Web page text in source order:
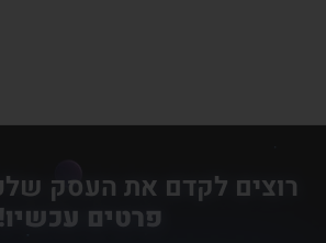
רוצים לקדם את העסק
פרטים עכשיו!